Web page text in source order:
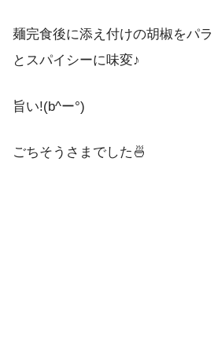
麺完食後に添え付けの胡椒をパ
とスパイシーに味変♪
旨い!(b^ー°)
ごちそうさまでした🍜